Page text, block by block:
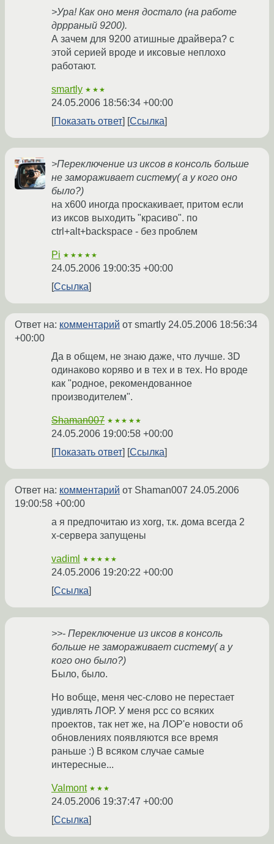
>Ура! Как оно меня достало (на работе
дррраный 9200).
А зачем для 9200 атишные драйвера? с
этой серией вроде и иксовые неплохо
работают.
smartly ★★★
24.05.2006 18:56:34 +00:00
Показать ответ
Ссылка
>Переключение из иксов в консоль больше
не замораживает систему( а у кого оно
было?)
на x600 иногда проскакивает, притом если
из иксов выходить "красиво". по
ctrl+alt+backspace - без проблем
Pi ★★★★★
24.05.2006 19:00:35 +00:00
Ссылка
Ответ на: комментарий от smartly 24.05.2006 18:56:34
+00:00
Да в общем, не знаю даже, что лучше. 3D
одинаково коряво и в тех и в тех. Но вроде
как "родное, рекомендованное
производителем".
Shaman007 ★★★★★
24.05.2006 19:00:58 +00:00
Показать ответ
Ссылка
Ответ на: комментарий от Shaman007 24.05.2006
19:00:58 +00:00
а я предпочитаю из xorg, т.к. дома всегда 2
х-сервера запущены
vadiml ★★★★★
24.05.2006 19:20:22 +00:00
Ссылка
>>- Переключение из иксов в консоль
больше не замораживает систему( а у
кого оно было?)
Было, было.
Но вобще, меня чес-слово не перестает
удивлять ЛОР. У меня рсс со всяких
проектов, так нет же, на ЛОР'е новости об
обновлениях появляются все время
раньше :) В всяком случае самые
интересные...
Valmont ★★★
24.05.2006 19:37:47 +00:00
Ссылка